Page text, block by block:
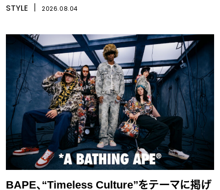
STYLE 2026.08.04
BAPE、“Timeless Culture”をテーマに掲げ